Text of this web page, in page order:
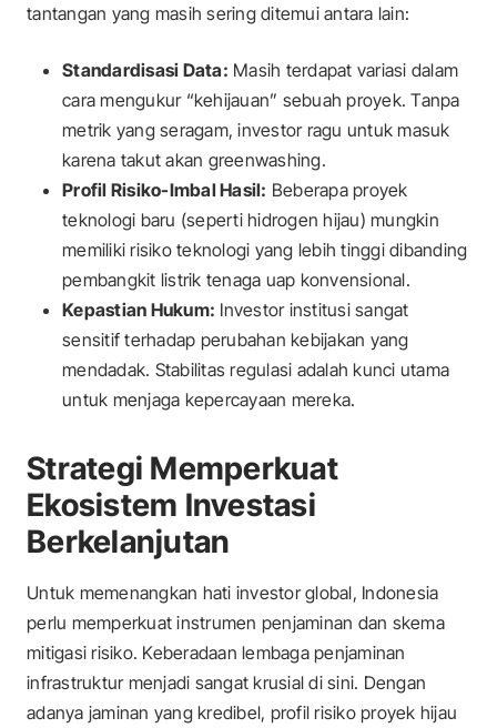
tantangan yang masih sering ditemui antara lain:
Standardisasi Data: Masih terdapat variasi dalam
cara mengukur “kehijauan” sebuah proyek. Tanpa
metrik yang seragam, investor ragu untuk masuk
karena takut akan greenwashing.
Profil Risiko-Imbal Hasil: Beberapa proyek
teknologi baru (seperti hidrogen hijau) mungkin
memiliki risiko teknologi yang lebih tinggi dibanding
pembangkit listrik tenaga uap konvensional.
Kepastian Hukum: Investor institusi sangat
sensitif terhadap perubahan kebijakan yang
mendadak. Stabilitas regulasi adalah kunci utama
untuk menjaga kepercayaan mereka.
Strategi Memperkuat
Ekosistem Investasi
Berkelanjutan
Untuk memenangkan hati investor global, Indonesia
perlu memperkuat instrumen penjaminan dan skema
mitigasi risiko. Keberadaan lembaga penjaminan
infrastruktur menjadi sangat krusial di sini. Dengan
adanya jaminan yang kredibel, profil risiko proyek hijau